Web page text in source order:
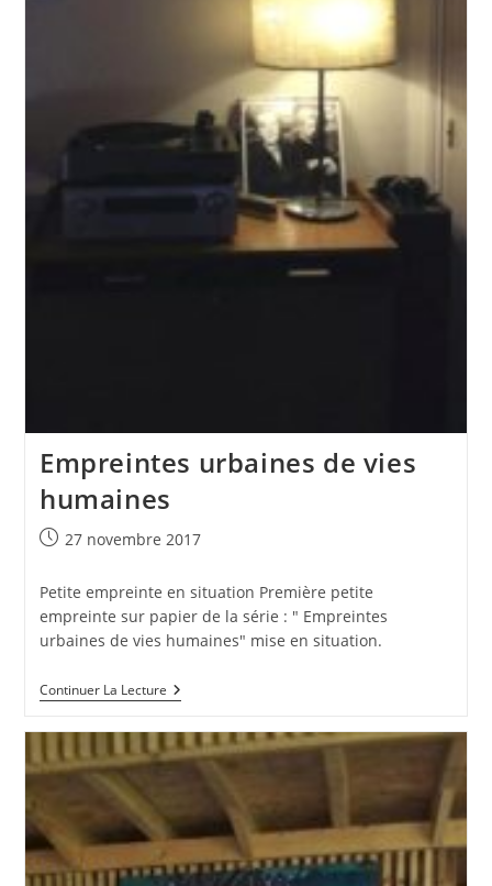
Empreintes urbaines de vies
humaines
Publication
27 novembre 2017
Petite empreinte en situation Première petite
empreinte sur papier de la série : " Empreintes
urbaines de vies humaines" mise en situation.
Continuer La LectureEmpreintes
Urbaines
Vies
Humaines